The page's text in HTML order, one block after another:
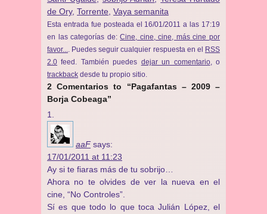
de Ory, Torrente Vaya semanita
Esta entrada fue posteada el 16/01/2011 a las 17:19
en las categorías de:Cine, cine, cine, más cine por
favor...
. Puedes seguir cualquier respuesta en el RSS
2.0 feed. También puedes dejar un comentario, o
trackback desde tu propio sitio.
2 Comentarios to “Pagafantas – 2009 –
Borja Cobeaga”
aaF says:
17/01/2011 at 11:23
Ay si te fiaras más de tu sobrijo…
Ahora no te olvides de ver la nueva en el
cine, “No Controles”.
Sí es que todo lo que toca Julián López, el